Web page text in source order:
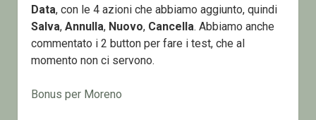
Data, con le 4 azioni che abbiamo aggiunto, quindi
Salva, Annulla, Nuovo, Cancella. Abbiamo anche
commentato i 2 button per fare i test, che al
momento non ci servono.
Bonus per Moreno